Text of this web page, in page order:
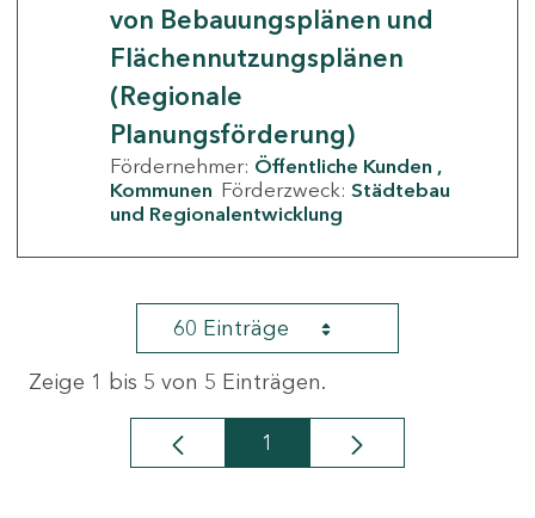
von Bebauungsplänen und
Flächennutzungsplänen
(Regionale
Planungsförderung)
Fördernehmer: Öffentliche Kunden
Kommunen Förderzweck: Städtebau
und Regionalentwicklung
60 Einträge
Zeige 1 bis 5 von 5 Einträgen.
Seite
1